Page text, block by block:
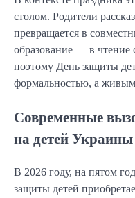
столом. Родители
превращается в
образование — в чтение
поэтому День защиты
формальностью, а
Современные
на детей Украины
В 2026 году, на пятом
защиты детей